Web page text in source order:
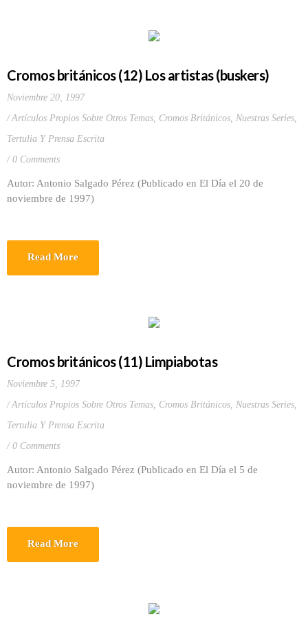
Cromos británicos (12) Los artistas (buskers)
Noviembre 20, 1997
Artículos Propios Sobre Otros Temas, Cromos Británicos, Nuestras Series,
Tertulia Y Prensa Escrita
0 Comments
Autor: Antonio Salgado Pérez (Publicado en El Día el 20 de
noviembre de 1997)
Read More
Cromos británicos (11) Limpiabotas
Noviembre 5, 1997
Artículos Propios Sobre Otros Temas, Cromos Británicos, Nuestras Series,
Tertulia Y Prensa Escrita
0 Comments
Autor: Antonio Salgado Pérez (Publicado en El Día el 5 de
noviembre de 1997)
Read More